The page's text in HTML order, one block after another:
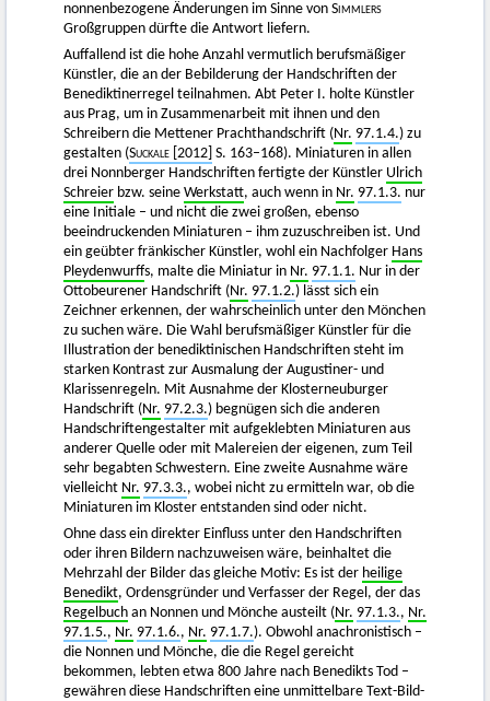
nonnenbezogene Änderungen im Sinne von Simmlers
Großgruppen dürfte die Antwort liefern.
Auffallend ist die hohe Anzahl vermutlich berufsmäßiger
Künstler, die an der Bebilderung der Handschriften der
Benediktinerregel teilnahmen. Abt Peter I. holte Künstler
aus Prag, um in Zusammenarbeit mit ihnen und den
Schreibern die Mettener Prachthandschrift (Nr. 97.1.4.) zu
gestalten (Suckale [2012] S. 163–168). Miniaturen in allen
drei Nonnberger Handschriften fertigte der Künstler Ulrich
Schreier bzw. seine Werkstatt, auch wenn in Nr. 97.1.3. nur
eine Initiale – und nicht die zwei großen, ebenso
beeindruckenden Miniaturen – ihm zuzuschreiben ist. Und
ein geübter fränkischer Künstler, wohl ein Nachfolger Hans
Pleydenwurffs, malte die Miniatur in Nr. 97.1.1. Nur in der
Ottobeurener Handschrift (Nr. 97.1.2.) lässt sich ein
Zeichner erkennen, der wahrscheinlich unter den Mönchen
zu suchen wäre. Die Wahl berufsmäßiger Künstler für die
Illustration der benediktinischen Handschriften steht im
starken Kontrast zur Ausmalung der Augustiner- und
Klarissenregeln. Mit Ausnahme der Klosterneuburger
Handschrift (Nr. 97.2.3.) begnügen sich die anderen
Handschriftengestalter mit aufgeklebten Miniaturen aus
anderer Quelle oder mit Malereien der eigenen, zum Teil
sehr begabten Schwestern. Eine zweite Ausnahme wäre
vielleicht Nr. 97.3.3., wobei nicht zu ermitteln war, ob die
Miniaturen im Kloster entstanden sind oder nicht.
Ohne dass ein direkter Einfluss unter den Handschriften
oder ihren Bildern nachzuweisen wäre, beinhaltet die
Mehrzahl der Bilder das gleiche Motiv: Es ist der heilige
Benedikt, Ordensgründer und Verfasser der Regel, der das
Regelbuch an Nonnen und Mönche austeilt (Nr. 97.1.3., Nr.
97.1.5., Nr. 97.1.6., Nr. 97.1.7.). Obwohl anachronistisch –
die Nonnen und Mönche, die die Regel gereicht
bekommen, lebten etwa 800 Jahre nach Benedikts Tod –
gewähren diese Handschriften eine unmittelbare Text-Bild-